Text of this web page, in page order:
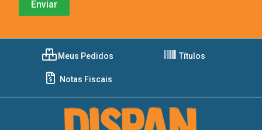
Meus Pedidos Títulos
Notas Fiscais